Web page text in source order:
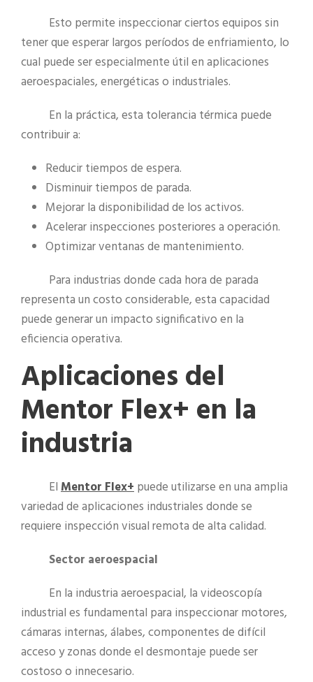
Esto permite inspeccionar ciertos equipos sin
tener que esperar largos períodos de enfriamiento, lo
cual puede ser especialmente útil en aplicaciones
aeroespaciales, energéticas o industriales.
En la práctica, esta tolerancia térmica puede
contribuir a:
Reducir tiempos de espera.
Disminuir tiempos de parada.
Mejorar la disponibilidad de los activos.
Acelerar inspecciones posteriores a operación.
Optimizar ventanas de mantenimiento.
Para industrias donde cada hora de parada
representa un costo considerable, esta capacidad
puede generar un impacto significativo en la
eficiencia operativa.
Aplicaciones del
Mentor Flex+ en la
industria
ElMentor Flex+puede utilizarse en una amplia
variedad de aplicaciones industriales donde se
requiere inspección visual remota de alta calidad.
Sector aeroespacial
En la industria aeroespacial, la videoscopía
industrial es fundamental para inspeccionar motores,
cámaras internas, álabes, componentes de difícil
acceso y zonas donde el desmontaje puede ser
costoso o innecesario.